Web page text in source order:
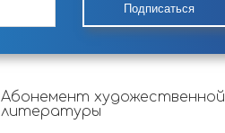
Подписаться
Абонемент художественной
литературы